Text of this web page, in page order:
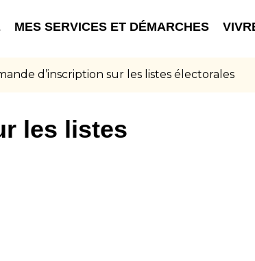
MES SERVICES ET DÉMARCHES
d’inscription sur les listes électorales
les listes